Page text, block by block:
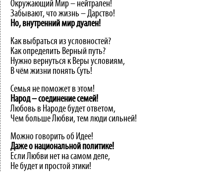
Окружающий Мир – нейтрален!
Забывают, что жизнь – Дарство!
Но, внутренниймирдуален!
Как выбраться из условностей?
Как определить Верный путь?
Нужно вернуться к Веры условиям,
В чём жизни понять Суть!
Семья не поможет в этом!
Народ–соединениесемей!
Любовь в Народе будет ответом,
Чем больше Любви, тем люди сильней!
Можно говорить об Идее!
Дажео национальной политике!
Если Любви нет на самом деле,
Не будет и простой этики!